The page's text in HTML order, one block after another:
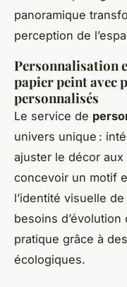
panoramique
perception de
Personnalisation
papier peint avec
personnalisés
Le service de
univers unique :
ajuster le décor
concevoir un motif
l’identité visuelle
besoins
pratique grâce à
écologiques.